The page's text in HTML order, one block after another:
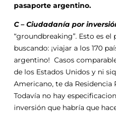
pasaporte argentino.
C – Ciudadanía por
“groundbreaking”. Esto es
buscando: ¡viajar a los 170
argentino! Casos
de los Estados Unidos y ni
Americano, te da Residencia
Todavía no hay
inversión que habría que